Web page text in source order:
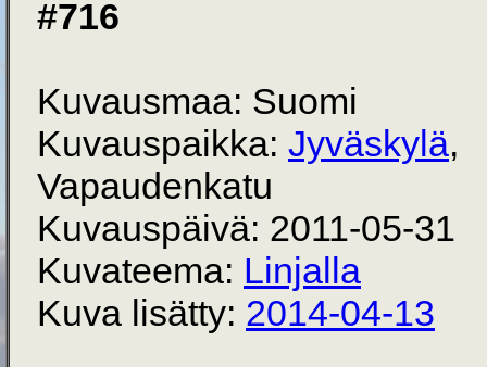
#716
Kuvausmaa: Suomi
Kuvauspaikka: Jyväskylä,
Vapaudenkatu
Kuvauspäivä: 2011-05-31
Kuvateema: Linjalla
Kuva lisätty: 2014-04-13